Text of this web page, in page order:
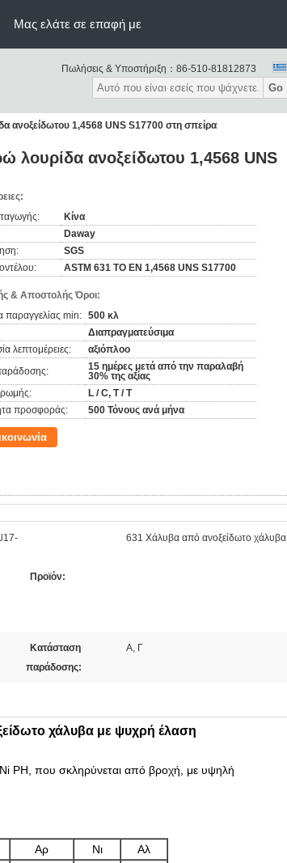
Μας ελάτε σε επαφή με
Πωλήσεις & Υποστήριξη： 86-510-81812873
Go
ανοξείδωτου 1,4568 UNS S17700 στη σπείρα
λουρίδα ανοξείδωτου 1,4568 UNS
Κίνα
Daway
SGS
ASTM 631 ΤΟ EN 1,4568 UNS S17700
& Αποστολής Όροι:
παραγγελίας min: 500 κλ
Διαπραγματεύσιμα
λεπτομέρειες:
αξιόπλοο
15 ημέρες μετά από την παραλαβή
30% της αξίας
L / C, T / T
προσφοράς:
500 Τόνους ανά μήνα
Προϊόν:
631 Χάλυβα από ανοξείδωτο χάλυβα
Κατάσταση
παράδοσης:
Α, Γ
χάλυβα με ψυχρή έλαση
PH, που σκληρύνεται από βροχή, με υψηλή
Αρ Νι
Αλ